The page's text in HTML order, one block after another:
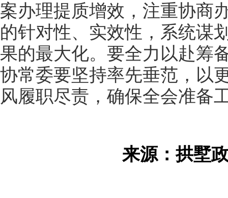
案办理提质增效，注重协商
的针对性、实效性，系统谋
果的最大化。要全力以赴筹
协常委要坚持率先垂范，以
风履职尽责，确保全会准备
来源：拱